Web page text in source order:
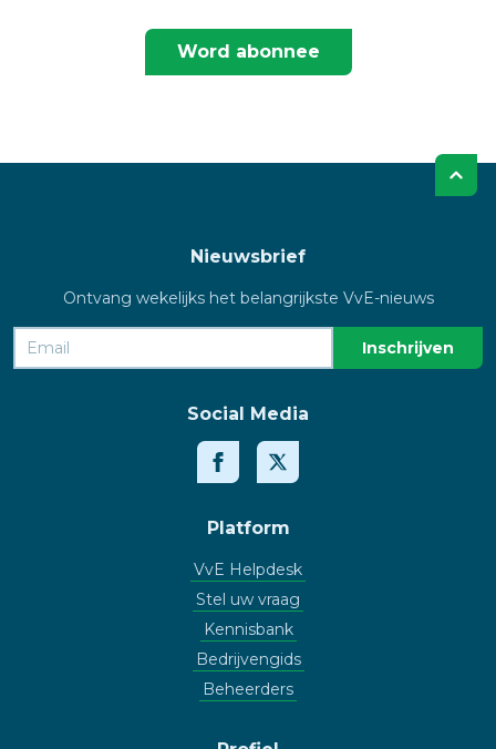
Word abonnee
Nieuwsbrief
Ontvang wekelijks het belangrijkste VvE-nieuws
Social Media
Platform
VvE Helpdesk
Stel uw vraag
Kennisbank
Bedrijvengids
Beheerders